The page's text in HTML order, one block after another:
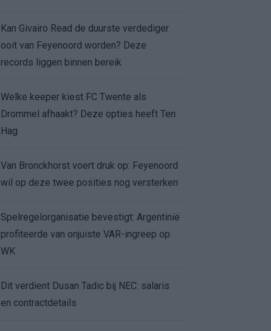
Kan Givairo Read de duurste verdediger
ooit van Feyenoord worden? Deze
records liggen binnen bereik
Welke keeper kiest FC Twente als
Drommel afhaakt? Deze opties heeft Ten
Hag
Van Bronckhorst voert druk op: Feyenoord
wil op deze twee posities nog versterken
Spelregelorganisatie bevestigt: Argentinië
profiteerde van onjuiste VAR-ingreep op
WK
Dit verdient Dusan Tadic bij NEC: salaris
en contractdetails